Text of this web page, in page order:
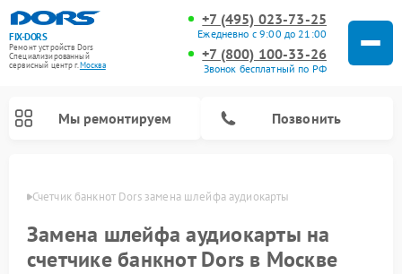
FIX-DORS
Ремонт устройств Dors
Специализированный
cервисный центр г.Москва
+7 (495) 023-73-25
Ежедневно с 9:00 до 21:00
+7 (800) 100-33-26
Звонок бесплатный по РФ
Мы ремонтируем Позвонить
Счетчик банкнот Dors замена шлейфа аудиокарты
Замена шлейфа аудиокарты на
счетчике банкнот Dors в Москве